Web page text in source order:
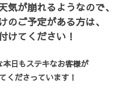
気が崩れるようなので、
のご予定がある方は、
けてください！
本日もステキなお客様が
くださっています！